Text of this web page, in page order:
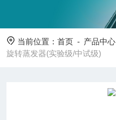
当前位置：首页 - 产品中心
旋转蒸发器(实验级/中试级)